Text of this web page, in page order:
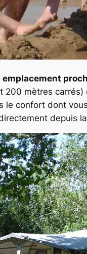
mètres carrés)
le confort dont
depuis